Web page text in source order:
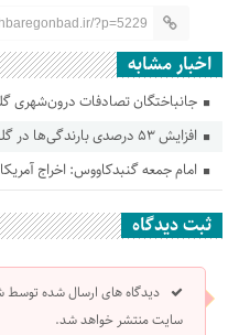
?p=5229
اخبار مشابه
جانباختگان تصادفات درون‌شهری گلستان ۱۷ درصد
افزایش ۵۳ درصدی بارندگی‌ها در گلستان
امام جمعه گنبدکاووس: اخراج
ثبت دیدگاه
دیدگاه های ارسال شده توسط
سایت منتشر خواهد شد.